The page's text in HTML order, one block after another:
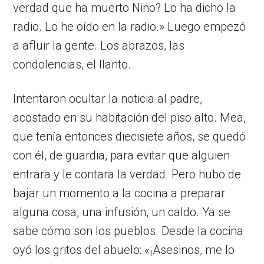
verdad que ha muerto Nino? Lo ha dicho la
radio. Lo he oído en la radio.» Luego empezó
a afluir la gente. Los abrazos, las
condolencias, el llanto.
Intentaron ocultar la noticia al padre,
acostado en su habitación del piso alto. Mea,
que tenía entonces diecisiete años, se quedó
con él, de guardia, para evitar que alguien
entrara y le contara la verdad. Pero hubo de
bajar un momento a la cocina a preparar
alguna cosa, una infusión, un caldo. Ya se
sabe cómo son los pueblos. Desde la cocina
oyó los gritos del abuelo: «¡Asesinos, me lo